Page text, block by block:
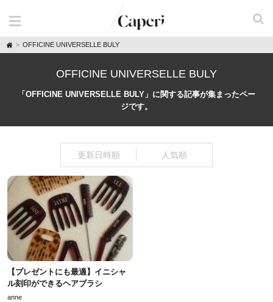
H
o
OFFICINE UNIVERSELLE BULY
OFFICINE UNIVERSELLE BULY
「OFFICINE UNIVERSELLE BULY」に関する記事が集まったペー
ジです。
更新日時順 人気順
【プレゼントにも最適】イニシャ
ル刻印ができるヘアブラシ
anne